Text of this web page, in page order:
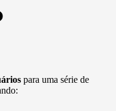
para uma série de